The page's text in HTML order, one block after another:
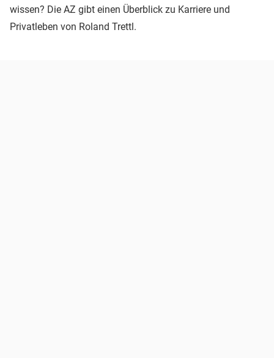
wissen? Die AZ gibt einen Überblick zu Karriere und
Privatleben von Roland Trettl.